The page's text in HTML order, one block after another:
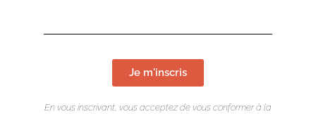
Je m'inscris
En vous inscrivant, vous acceptez de vous conformer à la